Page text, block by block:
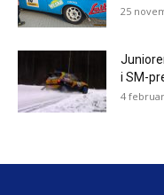
25
i SM-
4